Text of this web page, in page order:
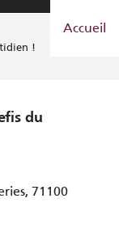
Accueil
!
du
71100